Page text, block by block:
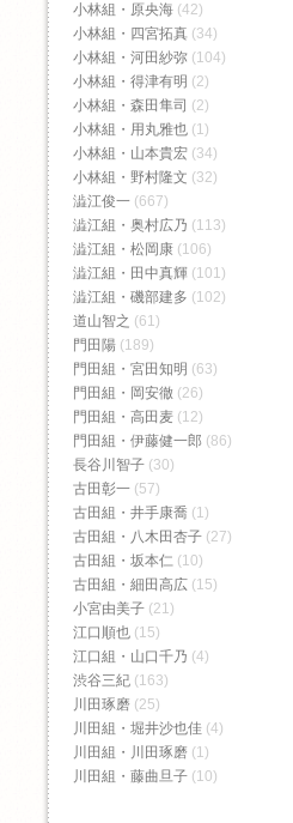
小林組・原央海 (42)
小林組・四宮拓真 (34)
小林組・河田紗弥 (104)
小林組・得津有明 (2)
小林組・森田隼司 (2)
小林組・用丸雅也 (1)
小林組・山本貴宏 (34)
小林組・野村隆文 (32)
澁江俊一 (667)
澁江組・奥村広乃 (113)
澁江組・松岡康 (106)
澁江組・田中真輝 (101)
澁江組・磯部建多 (102)
道山智之 (61)
門田陽 (189)
門田組・宮田知明 (63)
門田組・岡安徹 (26)
門田組・高田麦 (12)
門田組・伊藤健一郎 (86)
長谷川智子 (30)
古田彰一 (57)
古田組・井手康喬 (1)
古田組・八木田杏子 (27)
古田組・坂本仁 (10)
古田組・細田高広 (15)
小宮由美子 (21)
江口順也 (15)
江口組・山口千乃 (4)
渋谷三紀 (163)
川田琢磨 (25)
川田組・堀井沙也佳 (4)
川田組・川田琢磨 (1)
川田組・藤曲旦子 (10)